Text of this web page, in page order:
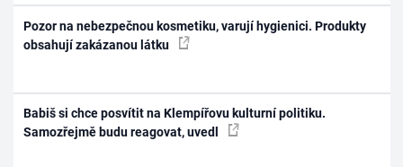
Pozor na nebezpečnou kosmetiku, varují hygienici. Produkty
obsahují zakázanou látku
Babiš si chce posvítit na Klempířovu kulturní politiku.
Samozřejmě budu reagovat, uvedl